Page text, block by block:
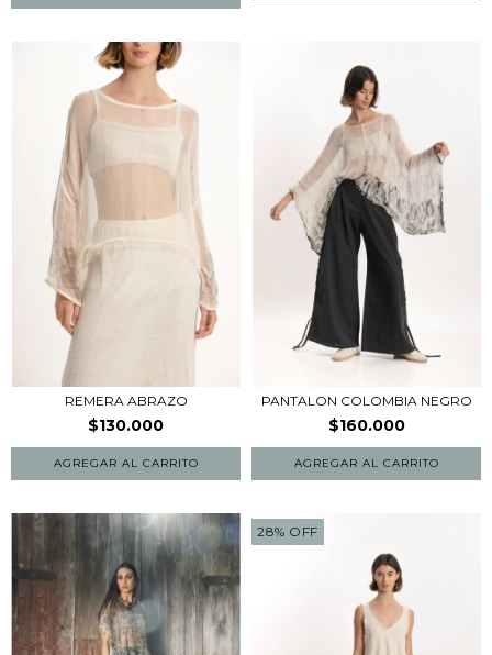
REMERA ABRAZO
$130.000
AGREGAR AL CARRITO
PANTALON COLOMBIA NEGRO
$160.000
AGREGAR AL CARRITO
28% OFF